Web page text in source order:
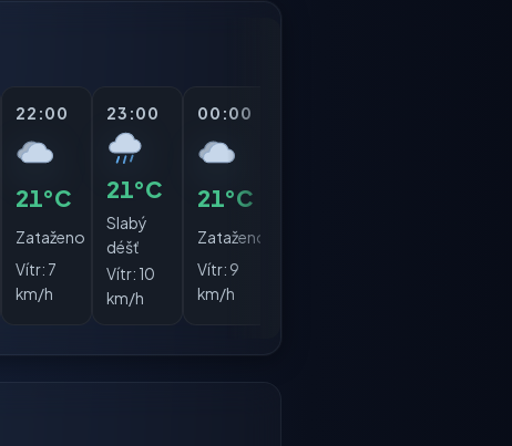
22:00
21°C
Zataženo
Vítr: 7
km/h
23:00
21°C
Slabý
déšť
Vítr: 10
km/h
00:00
21°C
Zataženo
Vítr: 9
km/h